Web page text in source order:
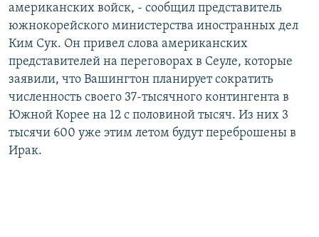
Все сайты РСЕ/РС
американских войск, - сообщил представитель
южнокорейского министерства иностранных дел
Ким Сук. Он привел слова американских
представителей на переговорах в Сеуле, которые
заявили, что Вашингтон планирует сократить
численность своего 37-тысячного контингента в
Южной Корее на 12 с половиной тысяч. Из них 3
тысячи 600 уже этим летом будут переброшены в
Ирак.